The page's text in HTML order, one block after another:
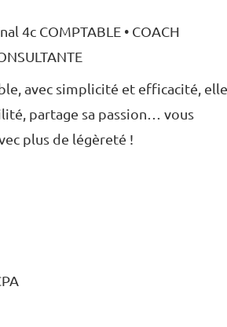
avec simplicité et efficacité, elle
partage sa passion… vous
plus de légèreté !